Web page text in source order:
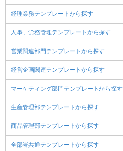
経理業務テンプレートから探す
人事、労務管理テンプレートから探す
営業関連部門テンプレートから探す
経営企画関連テンプレートから探す
マーケティング部門テンプレートから探す
生産管理部テンプレートから探す
商品管理部テンプレートから探す
全部署共通テンプレートから探す